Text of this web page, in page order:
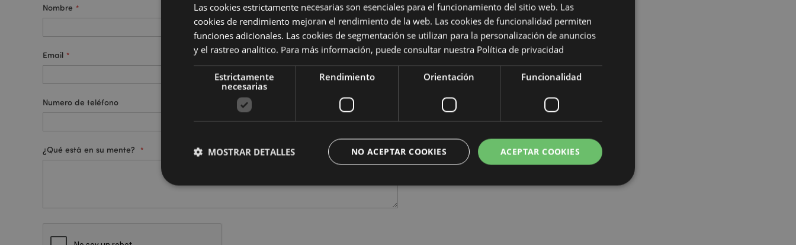
Nombre
Email
Numero de teléfono
¿Qué está en su mente?
Las cookies estrictamente necesarias son esenciales para el funcionamiento del sitio web. Las
cookies de rendimiento mejoran el rendimiento de la web. Las cookies de funcionalidad permiten
funciones adicionales. Las cookies de segmentación se utilizan para la personalización de anuncios
y el rastreo analítico. Para más información, puede consultar nuestra Política de privacidad
Estrictamente
necesarias
Rendimiento Orientación Funcionalidad
ACEPTAR COOKIES
NO ACEPTAR COOKIES
MOSTRAR DETALLES
Estrictamente necesarias Rendimiento